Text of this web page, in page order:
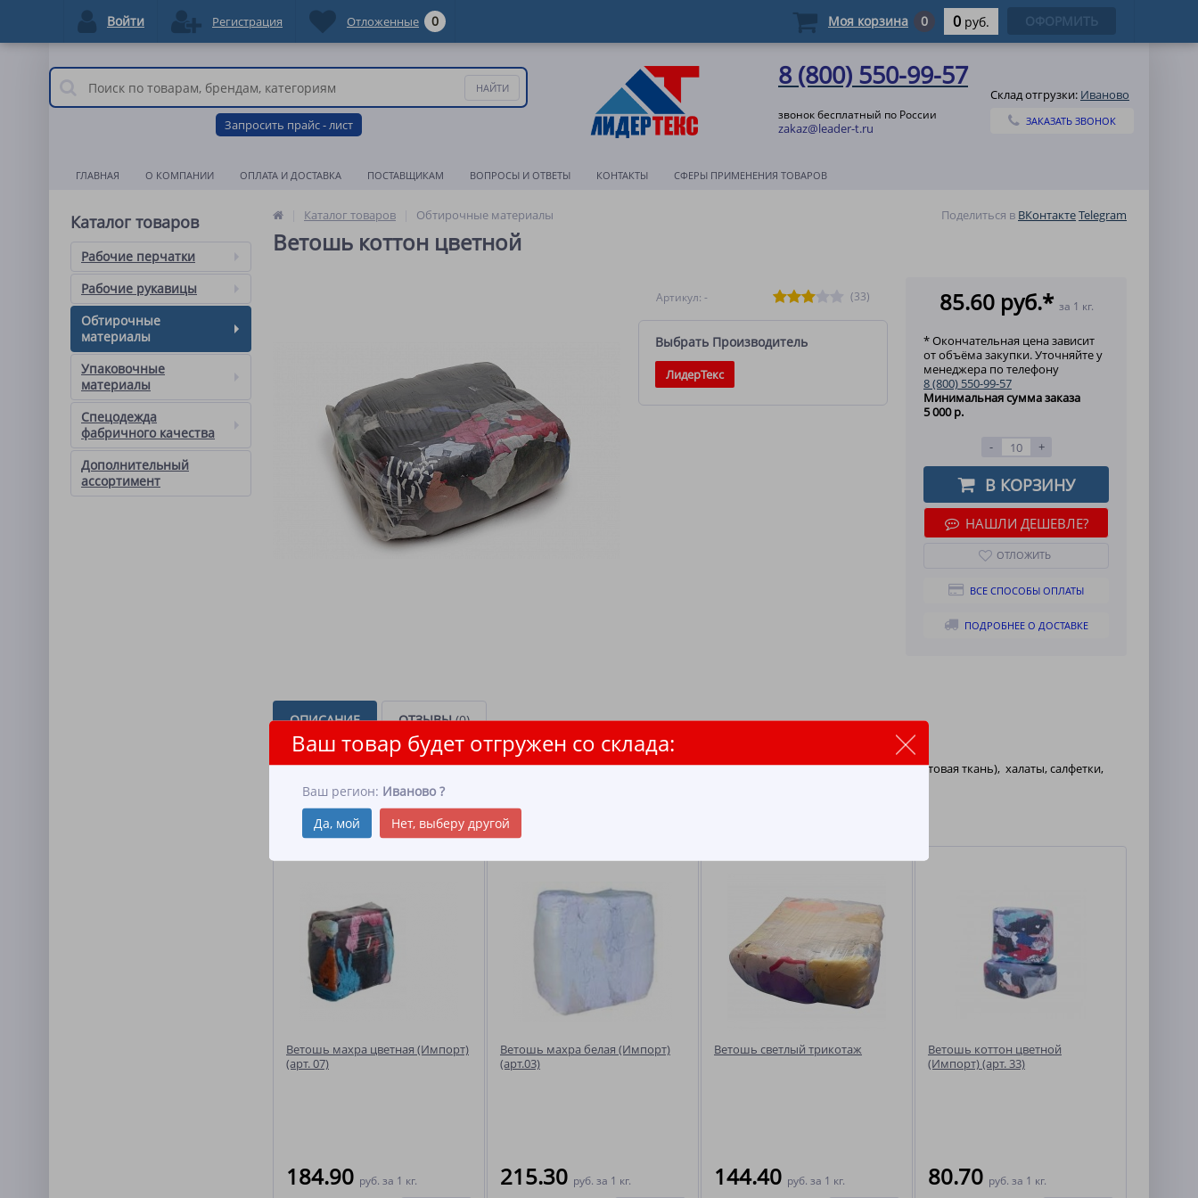
Запросить прайс - лист
8 (800) 550-99-57
звонок бесплатный по России
zakaz@leader-t.ru
Склад отгрузки: Иваново
Ваш товар будет отгружен со склада:
Ваш регион: Иваново ?
Да, мой
Нет, выберу другой
ЗАКАЗАТЬ ЗВОНОК
ГЛАВНАЯ О КОМПАНИИ ОПЛАТА И ДОСТАВКА ПОСТАВЩИКАМ ВОПРОСЫ И ОТВЕТЫ КОНТАКТЫ СФЕРЫ ПРИМЕНЕНИЯ ТОВАРОВ
Каталог товаров
Рабочие перчатки
Рабочие рукавицы
Обтирочные
материалы
Упаковочные
материалы
Спецодежда
фабричного качества
Дополнительный
ассортимент
Каталог товаров Обтирочные материалы Поделиться в ВКонтактеTelegram
Ветошь коттон цветной
Артикул: - (33)
Выбрать Производитель
ЛидерТекс
85.60 руб.* за 1 кг.
* Окончательная цена зависит
от объёма закупки. Уточняйте у
менеджера по телефону
8 (800) 550-99-57
Минимальная сумма заказа
5 000 р.
- +
В КОРЗИНУ
НАШЛИ ДЕШЕВЛЕ?
ОТЛОЖИТЬ
ВСЕ СПОСОБЫ ОПЛАТЫ
ПОДРОБНЕЕ О ДОСТАВКЕ
ОПИСАНИЕ ОТЗЫВЫ(0)
Рубашки, сорочки, блузки, платья, фартуки, тонкие скатерти, летние тонкие юбки и брюки(не джинсовая и не вильветовая ткань), халаты, салфетки,
тонкая спецодежда. фабричный лоскут.
Похожие товары
Ветошь махра цветная (Импорт)
(арт. 07)
184.90 руб. за 1 кг.
Ветошь махра белая (Импорт)
(арт.03)
215.30 руб. за 1 кг.
Ветошь светлый трикотаж
144.40 руб. за 1 кг.
Ветошь коттон цветной
(Импорт) (арт. 33)
80.70 руб. за 1 кг.
Войти Регистрация Отложенные 0 Моя корзина 0 0 руб. ОФОРМИТЬ